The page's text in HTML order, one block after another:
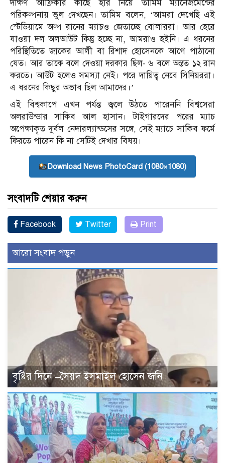
দক্ষিণ আফ্রিকার কাছে হার নিয়ে তামিম ম্যানেজমেন্টের
পরিকল্পনায় ভুল দেখছেন। তামিম বলেন, ‘আমরা দেখেছি এই
স্টেডিয়ামে অল্প রানের ম্যাচও জেতাচ্ছে বোলাররা। আর হেরে
যাওয়া দল অলআউট কিন্তু হচ্ছে না, আমরাও হইনি। এ ধরনের
পরিস্থিতিতে জাকের আলী বা রিশাদ হোসেনকে আগে পাঠানো
যেত। আর তাকে বলে দেওয়া দরকার ছিল- ৬ বলে অন্তত ১২ রান
করতে। আউট হলেও সমস্যা নেই। পরে দায়িত্ব নেবে সিনিয়ররা।
এ ধরনের কিছুর অভাব ছিল আমাদের।’
এই বিশ্বকাপে এখন পর্যন্ত জ্বলে উঠতে পারেননি বিশ্বসেরা
অলরাউন্ডার সাকিব আল হাসান। টাইগারদের পরের ম্যাচ
অপেক্ষাকৃত দুর্বল নেদারল্যান্ডসের সঙ্গে, সেই ম্যাচে সাকিব ফর্মে
ফিরতে পারেন কি না সেটিই দেখার বিষয়।
Download News PhotoCard (1080×1080)
সংবাদটি শেয়ার করুন
Facebook Twitter Print
আরো সংবাদ পড়ুন
বৃষ্টির দিনে –সৈয়দ ইসমাইল হোসেন জনি